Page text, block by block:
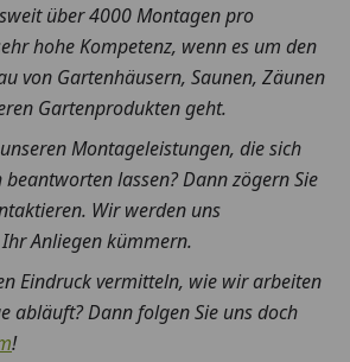
über 4000 Montagen pro
hohe Kompetenz, wenn es um den
von Gartenhäusern, Saunen, Zäunen
Gartenprodukten geht.
Montageleistungen, die sich
lassen? Dann zögern Sie
Wir werden uns
Anliegen kümmern.
Eindruck vermitteln, wie wir arbeiten
abläuft? Dann folgen Sie uns doch
!